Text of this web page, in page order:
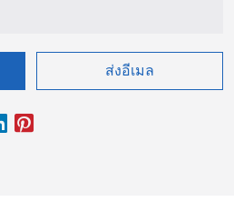
ส่งอีเมล